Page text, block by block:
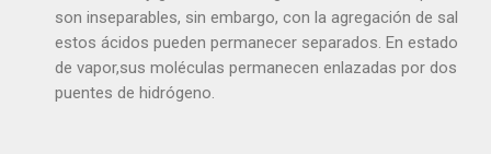
son inseparables, sin embargo, con la agregación de sal
estos ácidos pueden permanecer separados. En estado
de vapor,sus moléculas permanecen enlazadas por dos
puentes de hidrógeno.